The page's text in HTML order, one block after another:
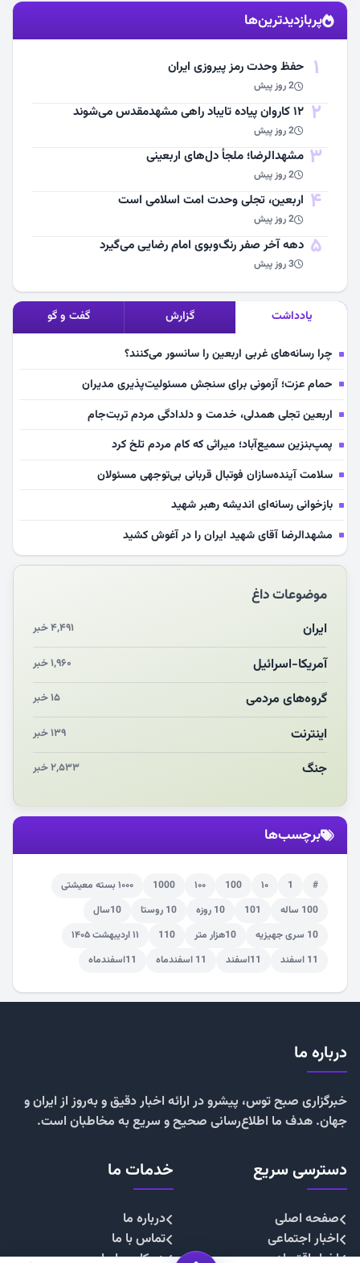
مشاهده اخبار
پربازدیدترین‌ها
1 حفظ وحدت رمز پیروزی ایران
2 روز پیش
2 ۱۲ کاروان پیاده تایباد راهی مشهدمقدس می‌شوند
2 روز پیش
3 مشهد‌الرضا؛ ملجأ دل‌های اربعینی
2 روز پیش
4 اربعین، تجلی وحدت امت اسلامی است
2 روز پیش
5 دهه آخر صفر رنگ‌وبوی امام رضایی می‌گیرد
3 روز پیش
یادداشت گزارش گفت و گو
چرا رسانه‌های غربی اربعین را سانسور می‌کنند؟
حمام عزت؛ آزمونی برای سنجش مسئولیت‌پذیری مدیران
اربعین تجلی همدلی، خدمت و دلدادگی مردم تربت‌جام
پمپ‌بنزین سمیع‌آباد؛ میراثی که کام مردم تلخ کرد
سلامت آینده‌سازان فوتبال قربانی بی‌توجهی مسئولان
بازخوانی رسانه‌ای اندیشه رهبر شهید
مشهدالرضا آقای شهید ایران را در آغوش کشید
مکن ای صبح طلوع
چرایی «استقبال از آقای ایران»
انقلاب مردمی و مردم انقلابی
مرگ خاموش زیست‌محیطی در منطقه تربت‌جام
چو‌ن‌وچرا در «علی‌الاصول» یا انتظار برای تحقق شروط
موضوعات داغ
ایران ۴,۴۹۱ خبر
آمریکا-اسرائیل ۱,۹۶۰ خبر
گروه‌های مردمی ۱۵ خبر
اینترنت ۱۳۹ خبر
جنگ ۲,۵۳۳ خبر
برچسب‌ها
#
1 ۱۰ 100 ۱۰۰ 1000
۱۰۰۰ بسته معیشتی
100 ساله
101 10 روزه 10 روستا
10سال
10 سری جهیزیه
10هزار متر 110
۱۱ اردیبهشت ۱۴۰۵
11 اسفند
11اسفند 11 اسفندماه 11اسفندماه
درباره ما
خبرگزاری صبح توس، پیشرو در ارائه اخبار دقیق و به‌روز از ایران و
جهان. هدف ما اطلاع‌رسانی صحیح و سریع به مخاطبان است.
دسترسی سریع
صفحه اصلی
اخبار اجتماعی
خدمات ما
درباره ما
تماس با ما